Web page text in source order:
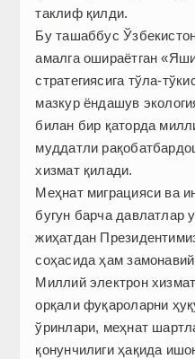
таклиф қилди.
Бу ташаббус
амалга ошираётган
стратегиясига тўла-
мазкур ёндашув
билан бир қаторда
муддатли
хизмат қилади.
Меҳнат миграцияси ва
бугун барча давлатлар
жиҳатдан
соҳасида ҳам
Миллий электрон
орқали фуқароларни
ўринлари, меҳнат
қонунчилиги ҳақида